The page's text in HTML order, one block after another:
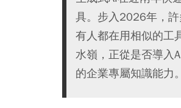
具。步入2026年，
有人都在用相似的工
水嶺，正從是否導入
的企業專屬知識能力。